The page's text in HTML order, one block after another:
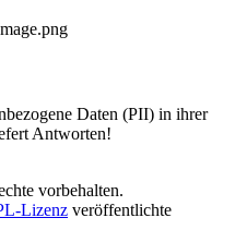
Daten (PII) in ihrer
Antworten!
vorbehalten.
Lizenz veröffentlichte